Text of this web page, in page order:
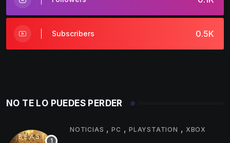
0.5K
Subscribers
NO TE LO PUEDES PERDER
NOTICIAS ,PC ,PLAYSTATION , XBOX